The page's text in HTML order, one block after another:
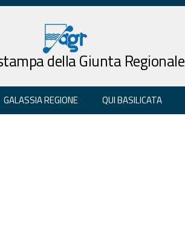
della Giunta Regionale
GALASSIA REGIONE QUI BASILICATA